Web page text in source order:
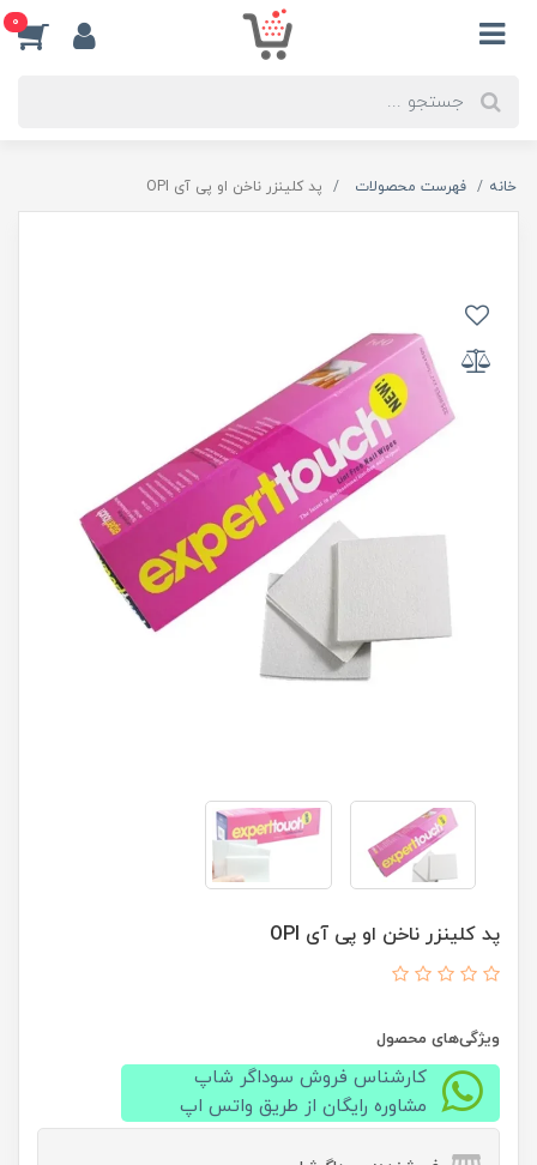
0
خانه فهرست محصولات پد کلینزر ناخن او پی آی OPI
پد کلینزر ناخن او پی آی OPI
ویژگی‌های محصول
کارشناس فروش سوداگر شاپ
مشاوره رایگان از طریق واتس اپ